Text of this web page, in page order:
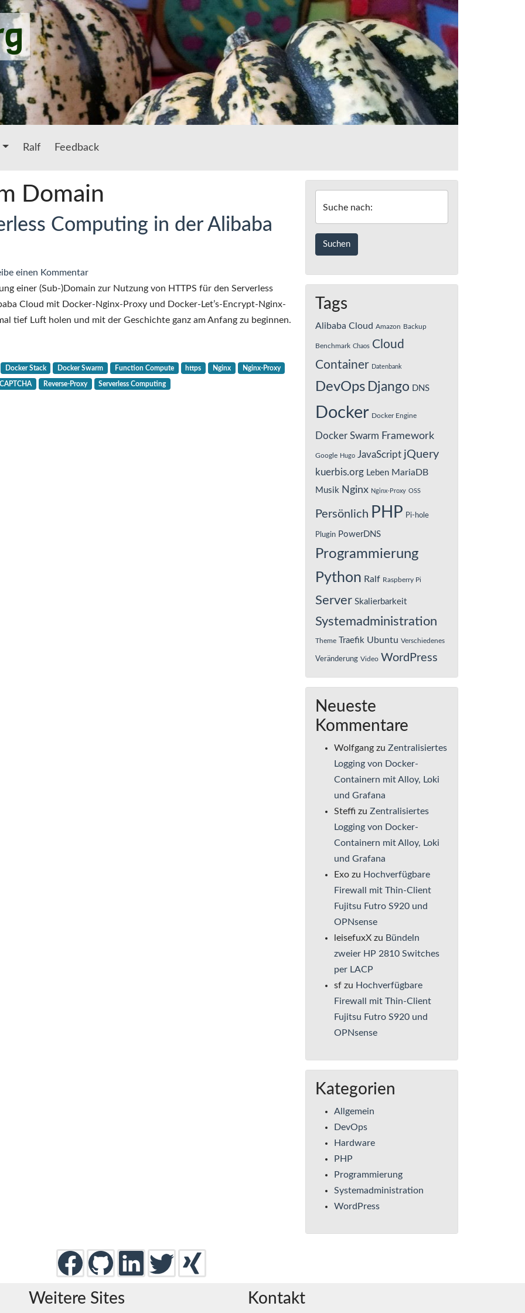
Ralf Feedback
Domain
Computing in der Alibaba
einen Kommentarzu
Ein
Proxy
für
Computing
in
einer (Sub-)Domain zur Nutzung von HTTPS für den Serverless
Cloud mit Docker-Nginx-Proxy und Docker-Let’s-Encrypt-Nginx-
tief Luft holen und mit der Geschichte ganz am Anfang zu beginnen.
Docker Stack Docker Swarm Function Compute https Nginx Nginx-Proxy
Reverse-Proxy Serverless Computing
Suche nach:
Tags
Alibaba Cloud Amazon Backup
Benchmark Chaos Cloud
Container Datenbank
DevOps Django DNS
Docker Docker Engine
Docker Swarm Framework
Google Hugo JavaScript jQuery
kuerbis.org Leben MariaDB
Musik Nginx Nginx-Proxy OSS
Persönlich PHP Pi-hole
Plugin PowerDNS
Programmierung
Python Ralf Raspberry Pi
Server Skalierbarkeit
Systemadministration
Theme Traefik Ubuntu Verschiedenes
Veränderung Video WordPress
Neueste
Kommentare
Wolfgang zu Zentralisiertes
Logging von Docker-
Containern mit Alloy, Loki
und Grafana
Steffi zu Zentralisiertes
Logging von Docker-
Containern mit Alloy, Loki
und Grafana
Exo zu Hochverfügbare
Firewall mit Thin-Client
Fujitsu Futro S920 und
OPNsense
leisefuxX zu Bündeln
zweier HP 2810 Switches
per LACP
sf zu Hochverfügbare
Firewall mit Thin-Client
Fujitsu Futro S920 und
OPNsense
Kategorien
Allgemein
DevOps
Hardware
PHP
Programmierung
Systemadministration
WordPress
Weitere Sites Kontakt